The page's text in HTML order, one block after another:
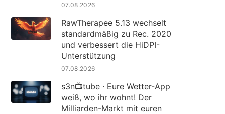
07.08.2026
RawTherapee 5.13 wechselt
standardmäßig zu Rec. 2020
und verbessert die HiDPI-
Unterstützung
07.08.2026
s3n📺tube · Eure Wetter-App
weiß, wo ihr wohnt! Der
Milliarden-Markt mit euren